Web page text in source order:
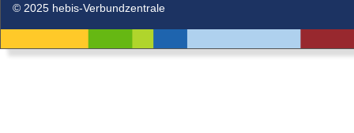
© 2025 hebis-Verbundzentrale